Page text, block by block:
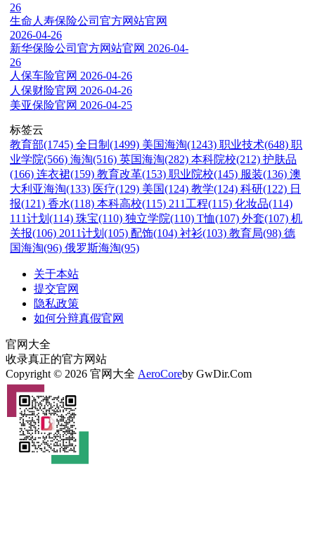
26
生命人寿保险公司官方网站官网
2026-04-26
新华保险公司官方网站官网 2026-04-
26
人保车险官网 2026-04-26
人保财险官网 2026-04-26
美亚保险官网 2026-04-25
标签云
教育部(1745) 全日制(1499) 美国海淘(1243) 职业技术(648) 职
业学院(566) 海淘(516) 英国海淘(282) 本科院校(212) 护肤品
(166) 连衣裙(159) 教育改革(153) 职业院校(145) 服装(136) 澳
大利亚海淘(133) 医疗(129) 美国(124) 教学(124) 科研(122) 日
报(121) 香水(118) 本科高校(115) 211工程(115) 化妆品(114)
111计划(114) 珠宝(110) 独立学院(110) T恤(107) 外套(107) 机
关报(106) 2011计划(105) 配饰(104) 衬衫(103) 教育局(98) 德
国海淘(96) 俄罗斯海淘(95)
关于本站
提交官网
隐私政策
如何分辩真假官网
官网大全
收录真正的官方网站
Copyright © 2026 官网大全 AeroCoreby GwDir.Com